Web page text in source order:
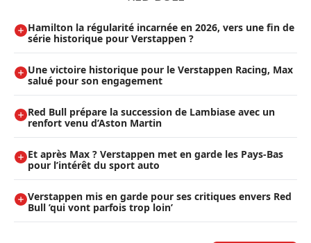
Hamilton la régularité incarnée en 2026, vers une fin de
série historique pour Verstappen ?
Une victoire historique pour le Verstappen Racing, Max
salué pour son engagement
Red Bull prépare la succession de Lambiase avec un
renfort venu d’Aston Martin
Et après Max ? Verstappen met en garde les Pays-Bas
pour l’intérêt du sport auto
Verstappen mis en garde pour ses critiques envers Red
Bull ’qui vont parfois trop loin’